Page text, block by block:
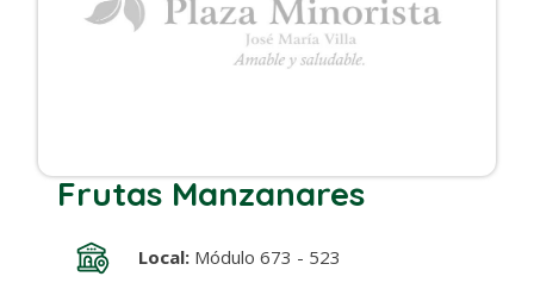
Frutas Manzanares
Local:Módulo 673 - 523